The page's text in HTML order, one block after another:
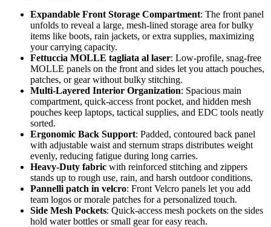
Expandable Front Storage Compartment: The front panel
unfolds to reveal a large, mesh-lined storage area for bulky
items like boots, rain jackets, or extra supplies, maximizing
your carrying capacity.
Fettuccia MOLLE tagliata al laser: Low-profile, snag-free
MOLLE panels on the front and sides let you attach pouches,
patches, or gear without bulky stitching.
Multi-Layered Interior Organization: Spacious main
compartment, quick-access front pocket, and hidden mesh
pouches keep laptops, tactical supplies, and EDC tools neatly
sorted.
Ergonomic Back Support: Padded, contoured back panel
with adjustable waist and sternum straps distributes weight
evenly, reducing fatigue during long carries.
Heavy-Duty fabric with reinforced stitching and zippers
stands up to rough use, rain, and harsh outdoor conditions.
Pannelli patch in velcro: Front Velcro panels let you add
team logos or morale patches for a personalized touch.
Side Mesh Pockets: Quick-access mesh pockets on the sides
hold water bottles or small gear for easy reach.